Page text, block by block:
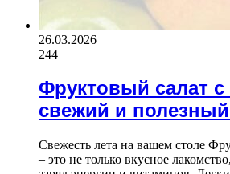
26.03.2026
244
Фруктовый салат
свежий и
Свежесть лета на вашем столе
– это не только вкусное